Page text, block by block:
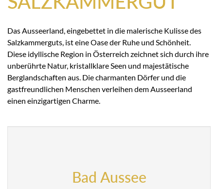
Das Ausseerland, eingebettet in die malerische Kulisse des
Salzkammerguts, ist eine Oase der Ruhe und Schönheit.
Diese idyllische Region in Österreich zeichnet sich durch ihre
unberührte Natur, kristallklare Seen und majestätische
Berglandschaften aus. Die charmanten Dörfer und die
gastfreundlichen Menschen verleihen dem Ausseerland
einen einzigartigen Charme.
Bad Aussee